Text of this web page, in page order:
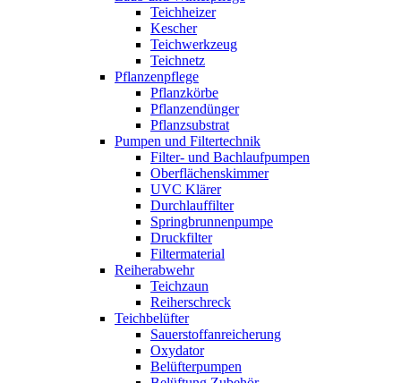
Teichheizer
Kescher
Teichwerkzeug
Teichnetz
Pflanzenpflege
Pflanzkörbe
Pflanzendünger
Pflanzsubstrat
Pumpen und Filtertechnik
Filter- und Bachlaufpumpen
Oberflächenskimmer
UVC Klärer
Durchlauffilter
Springbrunnenpumpe
Druckfilter
Filtermaterial
Reiherabwehr
Teichzaun
Reiherschreck
Teichbelüfter
Sauerstoffanreicherung
Oxydator
Belüfterpumpen